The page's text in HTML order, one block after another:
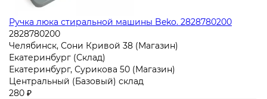
Ручка люка стиральной машины Beko. 2828780200
2828780200
Челябинск, Сони Кривой 38 (Магазин)
Екатеринбург (Склад)
Екатеринбург, Сурикова 50 (Магазин)
Центральный (Базовый) склад
280 ₽